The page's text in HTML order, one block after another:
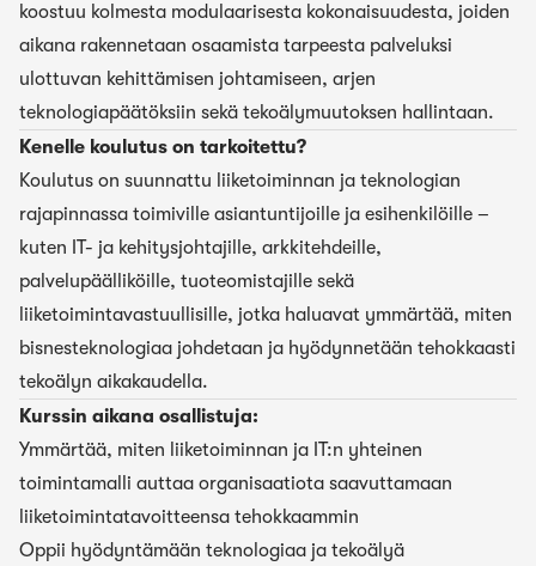
koostuu kolmesta modulaarisesta kokonaisuudesta, joiden
aikana rakennetaan osaamista tarpeesta palveluksi
ulottuvan kehittämisen johtamiseen, arjen
teknologiapäätöksiin sekä tekoälymuutoksen hallintaan.
Kenelle koulutus on tarkoitettu?
Koulutus on suunnattu liiketoiminnan ja teknologian
rajapinnassa toimiville asiantuntijoille ja esihenkilöille –
kuten IT- ja kehitysjohtajille, arkkitehdeille,
palvelupäälliköille, tuoteomistajille sekä
liiketoimintavastuullisille, jotka haluavat ymmärtää, miten
bisnesteknologiaa johdetaan ja hyödynnetään tehokkaasti
tekoälyn aikakaudella.
Kurssin aikana osallistuja:
Ymmärtää, miten liiketoiminnan ja IT:n yhteinen
toimintamalli auttaa organisaatiota saavuttamaan
liiketoimintatavoitteensa tehokkaammin
Oppii hyödyntämään teknologiaa ja tekoälyä